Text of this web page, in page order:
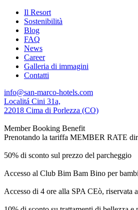
Il Resort
Sostenibilità
Blog
FAQ
News
Career
Galleria di immagini
Contatti
info@san-marco-hotels.com
Localitá Cini 31a,
22018 Cima di Porlezza (CO)
Member Booking Benefit
Prenotando la tariffa MEMBER RATE
50% di sconto sul prezzo del parcheggio
Accesso al Club Bim Bam Bino per
Accesso di 4 ore alla SPA CEò,